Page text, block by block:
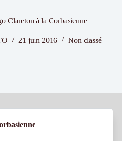
Clareton à la Corbasienne
21 juin 2016 Non classé